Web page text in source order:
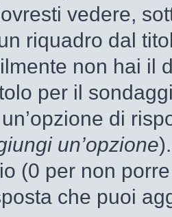
vedere,
riquadro dal
non hai il
per il
di
un’opzione
(0 per non
che puoi